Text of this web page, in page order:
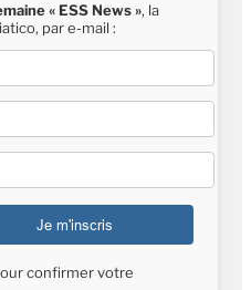
« ESS News », la
par e-mail :
confirmer votre